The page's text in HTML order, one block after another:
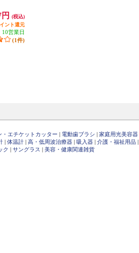
(税込)
ント還元
10営業日
(1件)
・エチケットカッター | 電動歯ブラシ | 家庭用光美容器
| 体温計 | 高・低周波治療器 | 吸入器 | 介護・福祉用品 |
ク | サングラス | 美容・健康関連雑貨